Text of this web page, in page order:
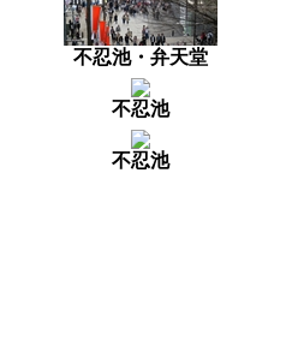
不忍池・弁天堂
不忍池
不忍池